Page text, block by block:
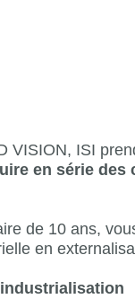
VISION, ISI
en série des
de 10 ans,
en